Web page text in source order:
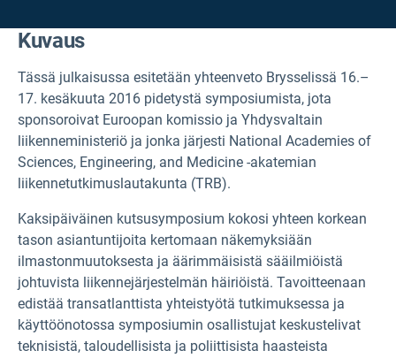
Kuvaus
Tässä julkaisussa esitetään yhteenveto Brysselissä 16.–
17. kesäkuuta 2016 pidetystä symposiumista, jota
sponsoroivat Euroopan komissio ja Yhdysvaltain
liikenneministeriö ja jonka järjesti National Academies of
Sciences, Engineering, and Medicine -akatemian
liikennetutkimuslautakunta (TRB).
Kaksipäiväinen kutsusymposium kokosi yhteen korkean
tason asiantuntijoita kertomaan näkemyksiään
ilmastonmuutoksesta ja äärimmäisistä sääilmiöistä
johtuvista liikennejärjestelmän häiriöistä. Tavoitteenaan
edistää transatlanttista yhteistyötä tutkimuksessa ja
käyttöönotossa symposiumin osallistujat keskustelivat
teknisistä, taloudellisista ja poliittisista haasteista